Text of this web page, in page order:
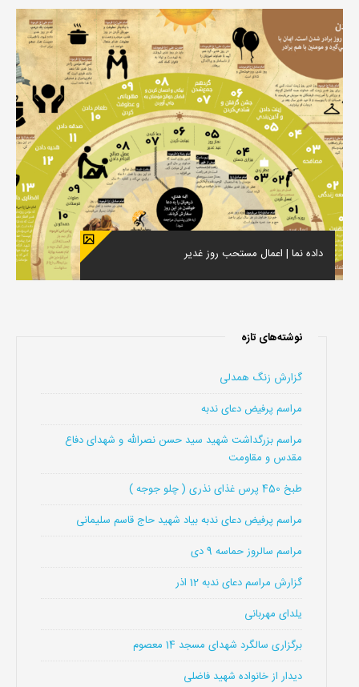
داده نما | اعمال مستحب روز غدیر
نوشته‌های تازه
گزارش زنگ همدلی
مراسم پرفیض دعای ندبه
مراسم بزرگداشت شهید سید حسن نصرالله و شهدای دفاع
مقدس و مقاومت
طبخ 450 پرس غذای نذری ( چلو جوجه )
مراسم پرفیض دعای ندبه بیاد شهید حاج قاسم سلیمانی
مراسم سالروز حماسه 9 دی
گزارش مراسم دعای ندبه 12 اذر
یلدای مهربانی
برگزاری سالگرد شهدای مسجد 14 معصوم
دیدار از خانواده شهید فاضلی